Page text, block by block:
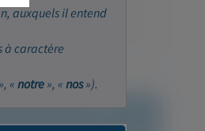
auxquels il entend
à caractère
« notre», « nos»).